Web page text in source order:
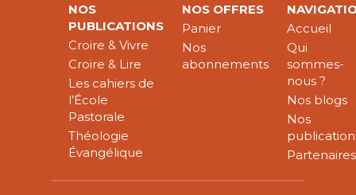
NOS
PUBLICATIONS
Croire & Vivre
Croire & Lire
Les cahiers de
l’École
Pastorale
Théologie
Évangélique
NOS OFFRES
Panier
Nos
abonnements
Accueil
Qui
sommes-
nous ?
Nos blogs
Nos
Partenaires